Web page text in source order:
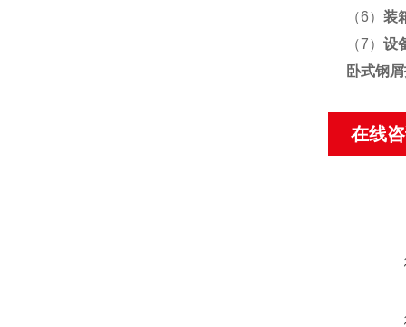
（6） 装
（7） 设
卧式钢
在线